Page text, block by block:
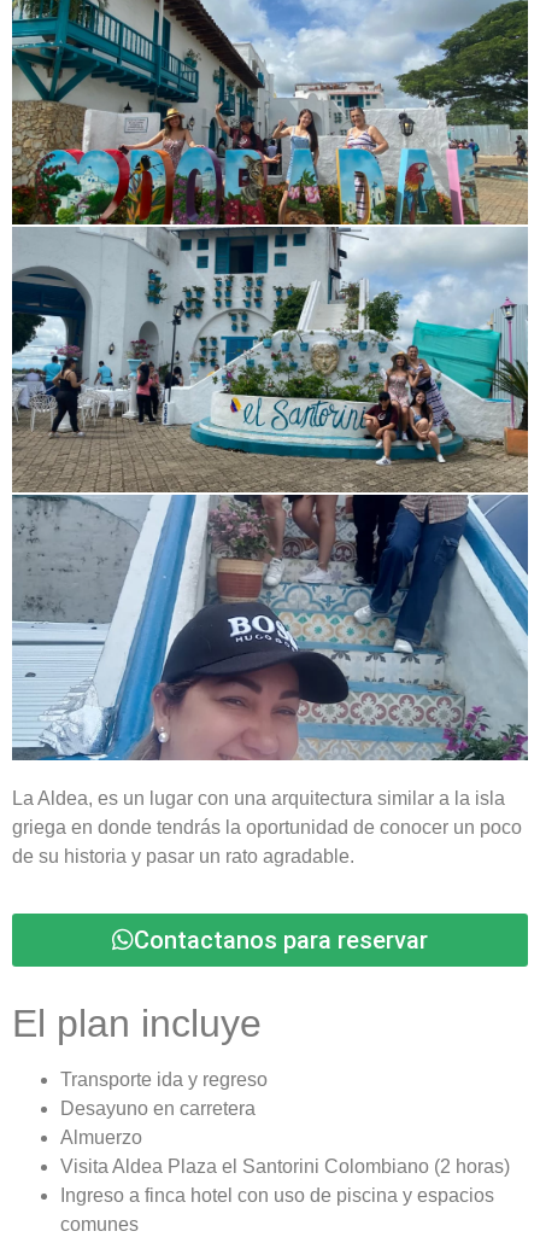
La Aldea, es un lugar con una arquitectura similar a la isla
griega en donde tendrás la oportunidad de conocer un poco
de su historia y pasar un rato agradable.
Contactanos para reservar
El plan incluye
Transporte ida y regreso
Desayuno en carretera
Almuerzo
Visita Aldea Plaza el Santorini Colombiano (2 horas)
Ingreso a finca hotel con uso de piscina y espacios
comunes